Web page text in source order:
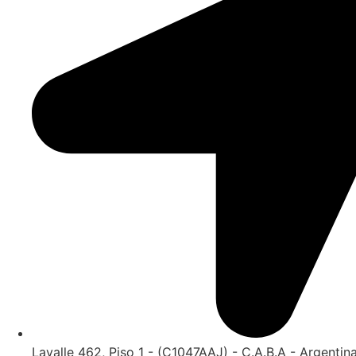
Lavalle 462, Piso 1 - (C1047AAJ) - C.A.B.A -